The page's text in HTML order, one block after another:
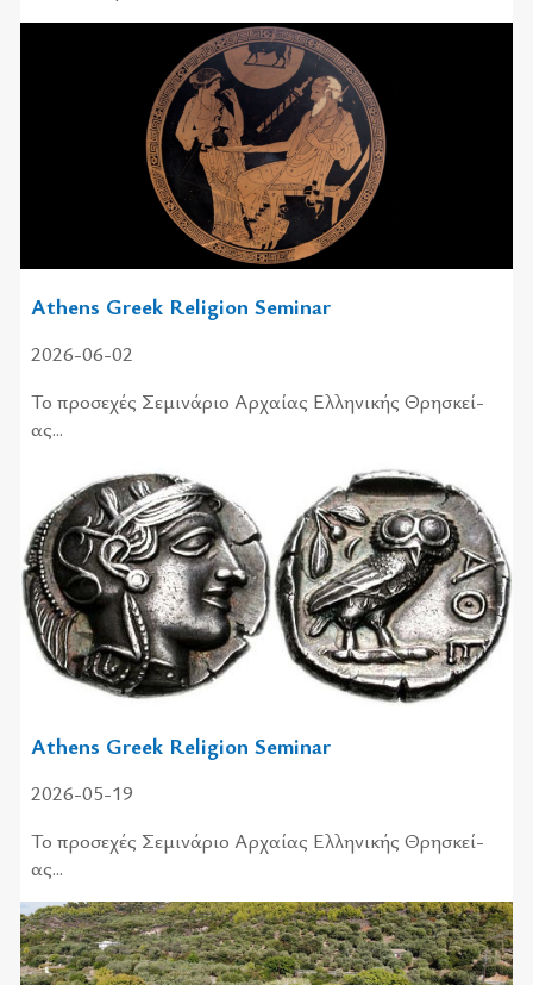
Athens Greek Religion Seminar
2026-06-02
Το προ­σε­χές Σεμι­νά­ριο Αρχαί­ας Ελλη­νι­κής Θρη­σκεί­
ας...
Athens Greek Religion Seminar
2026-05-19
Το προ­σε­χές Σεμι­νά­ριο Αρχαί­ας Ελλη­νι­κής Θρη­σκεί­
ας...